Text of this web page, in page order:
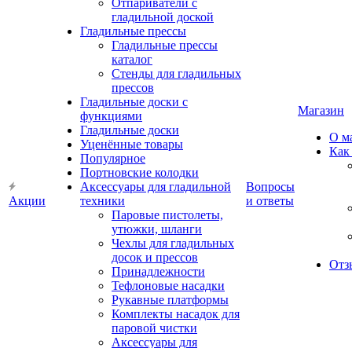
Акции
Отпариватели с
гладильной доской
Гладильные прессы
Гладильные прессы
каталог
Стенды для гладильных
прессов
Гладильные доски с
функциями
Гладильные доски
Уценённые товары
Популярное
Портновские колодки
Аксессуары для гладильной
техники
Паровые пистолеты,
утюжки, шланги
Чехлы для гладильных
досок и прессов
Принадлежности
Тефлоновые насадки
Рукавные платформы
Комплекты насадок для
паровой чистки
Аксессуары для
Вопросы
и ответы
Магазин
О
Как